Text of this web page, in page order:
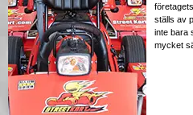
ställs av
inte bara
mycket